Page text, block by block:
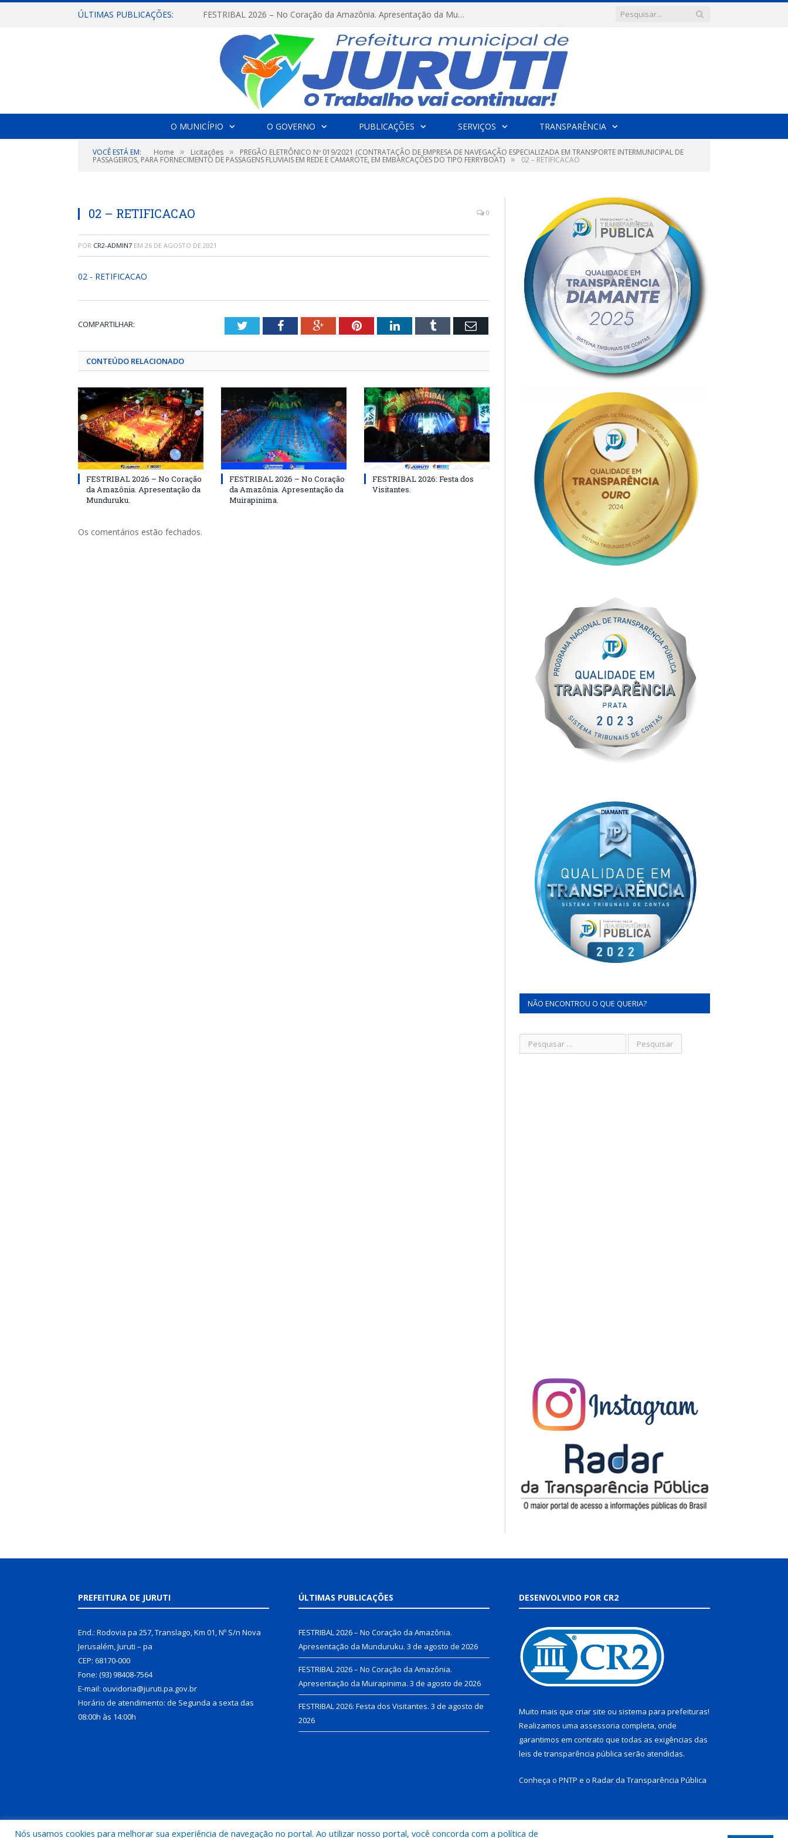
ÚLTIMAS PUBLICAÇÕES: FESTRIBAL 2026 – No Coração da Amazônia. Apresentação da Munduruku.
O MUNICÍPIO O GOVERNO PUBLICAÇÕES SERVIÇOS TRANSPARÊNCIA
VOCÊ ESTÁ EM: Home » Licitações » PREGÃO ELETRÔNICO Nº 019/2021 (CONTRATAÇÃO DE EMPRESA DE NAVEGAÇÃO ESPECIALIZADA EM TRANSPORTE INTERMUNICIPAL DE
PASSAGEIROS, PARA FORNECIMENTO DE PASSAGENS FLUVIAIS EM REDE E CAMAROTE, EM EMBARCAÇÕES DO TIPO FERRYBOAT) » 02 – RETIFICACAO
02 – RETIFICACAO 0
POR CR2-ADMIN7 EM 26 DE AGOSTO DE 2021
02 - RETIFICACAO
COMPARTILHAR: TwitterFacebookGoogle+PinterestLinkedInTumblr Email
CONTEÚDO RELACIONADO
FESTRIBAL 2026 – No Coração
da Amazônia. Apresentação da
Munduruku.
FESTRIBAL 2026 – No Coração
da Amazônia. Apresentação da
Muirapinima.
FESTRIBAL 2026: Festa dos
Visitantes.
Os comentários estão fechados.
NÃO ENCONTROU O QUE QUERIA?
PREFEITURA DE JURUTI
End.: Rodovia pa 257, Translago, Km 01, Nº S/n Nova
Jerusalém, Juruti – pa
CEP: 68170-000
Fone: (93) 98408-7564
E-mail: ouvidoria@juruti.pa.gov.br
Horário de atendimento: de Segunda a sexta das
08:00h às 14:00h
ÚLTIMAS PUBLICAÇÕES
FESTRIBAL 2026 – No Coração da Amazônia.
Apresentação da Munduruku. 3 de agosto de 2026
FESTRIBAL 2026 – No Coração da Amazônia.
Apresentação da Muirapinima. 3 de agosto de 2026
FESTRIBAL 2026: Festa dos Visitantes. 3 de agosto de
2026
DESENVOLVIDO POR CR2
Muito mais que criar site ou sistema para prefeituras!
Realizamos uma assessoria completa, onde
garantimos em contrato que todas as exigências das
leis de transparência pública serão atendidas.
Conheça o PNTP e o Radar da Transparência Pública
Nós usamos cookies para melhorar sua experiência de navegação no portal. Ao utilizar nosso portal, você concorda com a política de